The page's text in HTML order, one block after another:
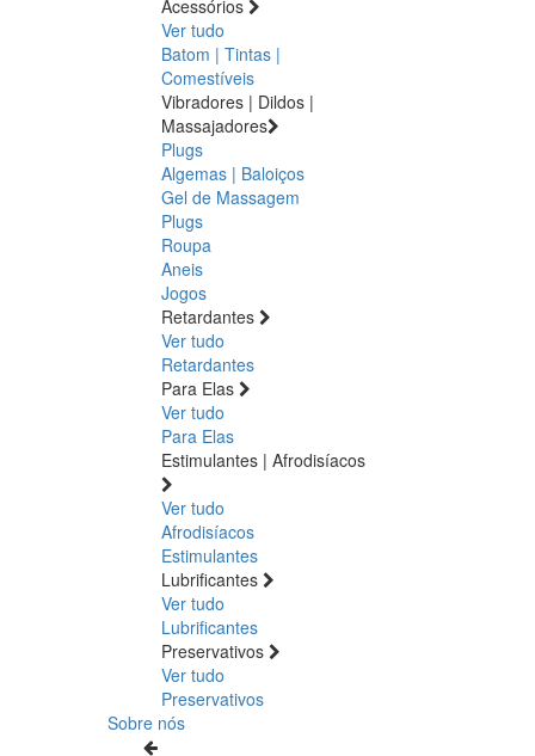
Acessórios
Ver tudo
Batom | Tintas |
Comestíveis
Vibradores | Dildos |
Massajadores
Plugs
Algemas | Baloiços
Gel de Massagem
Plugs
Roupa
Aneis
Jogos
Retardantes
Ver tudo
Retardantes
Para Elas
Ver tudo
Para Elas
Estimulantes | Afrodisíacos
Ver tudo
Afrodisíacos
Estimulantes
Lubrificantes
Ver tudo
Lubrificantes
Preservativos
Ver tudo
Preservativos
Sobre nós